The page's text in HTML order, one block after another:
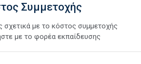
Συμμετοχής
σχετικά με το κόστος συμμετοχής
με το φορέα εκπαίδευσης